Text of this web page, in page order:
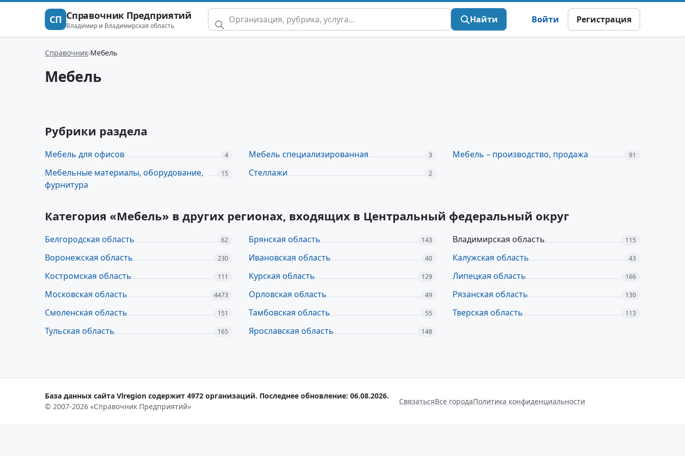
СП Справочник Предприятий
Владимир и Владимирская область
Найти Войти Регистрация
Справочник Мебель
Мебель
Рубрики раздела
Мебель для офисов 4 Мебель специализированная 3 Мебель – производство, продажа 91
Мебельные материалы, оборудование,
фурнитура
15 Стеллажи 2
Категория «Мебель» в других регионах, входящих в Центральный федеральный округ
Белгородская область 62 Брянская область 143 Владимирская область 115
Воронежская область 230 Ивановская область 40 Калужская область 43
Костромская область 111 Курская область 129 Липецкая область 166
Московская область 4473 Орловская область 49 Рязанская область 130
Смоленская область 151 Тамбовская область 55 Тверская область 113
Тульская область 165 Ярославская область 148
База данных сайта Vlregion содержит 4972 организаций. Последнее обновление: 06.08.2026.
© 2007-2026 «Справочник Предприятий»
СвязатьсяВсе городаПолитика конфиденциальности